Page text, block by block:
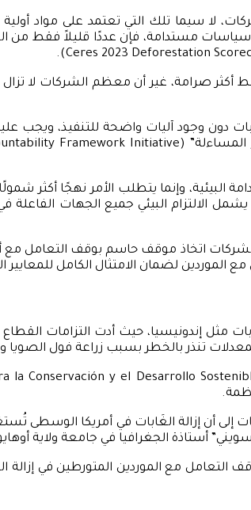
لا سيما تلك التي تعتمد على مواد
سياسات مستدامة، فإن عددًا قليلاً فقط
غير أن معظم الشركات لا تزال غير
دون وجود آليات واضحة للتنفيذ،
البيئية، وإنما يتطلب الأمر نهجًا أكثر
الالتزام البيئي جميع الجهات الفاعلة
الشركات اتخاذ موقف حاسم بوقف التعامل
لضمان الامتثال الكامل للمعايير
إندونيسيا، حيث أدت التزامات القطاع
بمعدلات تنذر بالخطر بسبب زراعة فول الصويا
أن إزالة الغَابات في أمريكا الوسطى
أستاذة الجغرافيا في جامعة ولاية
مع الموردين المتورطين في إزالة